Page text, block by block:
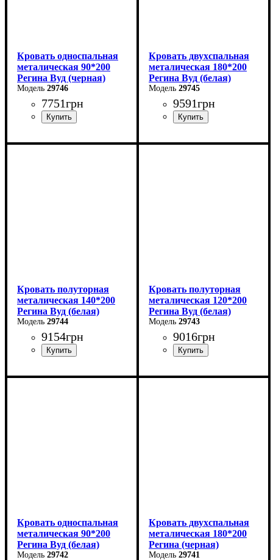
Кровать односпальная
металическая 90*200
Регина Вуд (черная)
29746
7751грн
Ширина: 90 см
Кровать двухспальная
металическая 180*200
Регина Вуд (белая)
29745
9591грн
Ширина: 180 см
Кровать полуторная
металическая 140*200
Регина Вуд (белая)
29744
9154грн
Ширина: 140 см
Кровать полуторная
металическая 120*200
Регина Вуд (белая)
29743
9016грн
Ширина: 120 см
Кровать односпальная
металическая 90*200
Регина Вуд (белая)
29742
Кровать двухспальная
металическая 180*200
Регина (черная)
29741